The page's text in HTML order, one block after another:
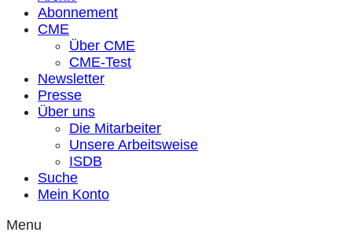
Abonnement
CME
Über CME
CME-Test
Newsletter
Presse
Über uns
Die Mitarbeiter
Unsere Arbeitsweise
ISDB
Suche
Mein Konto
Menu